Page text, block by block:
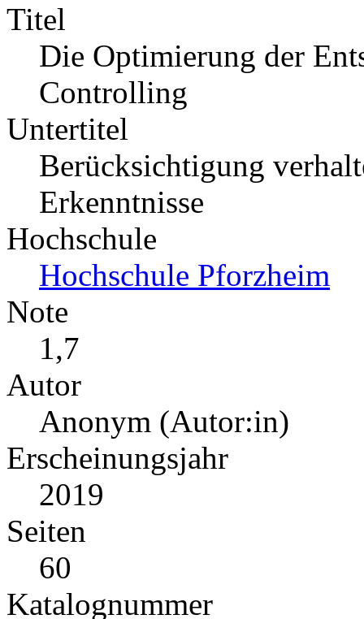
Titel
Die Optimierung der
Controlling
Untertitel
Berücksichtigung
Erkenntnisse
Hochschule
Hochschule Pforzheim
Note
1,7
Autor
Anonym (Autor:in)
Erscheinungsjahr
2019
Seiten
60
Katalognummer